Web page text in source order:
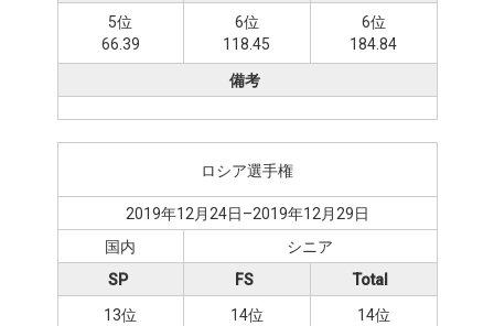
5位
66.39
6位
118.45
6位
184.84
備考
ロシア選手権
2019年12月24日–2019年12月29日
国内
シニア
SP
13位
FS
14位
Total
14位